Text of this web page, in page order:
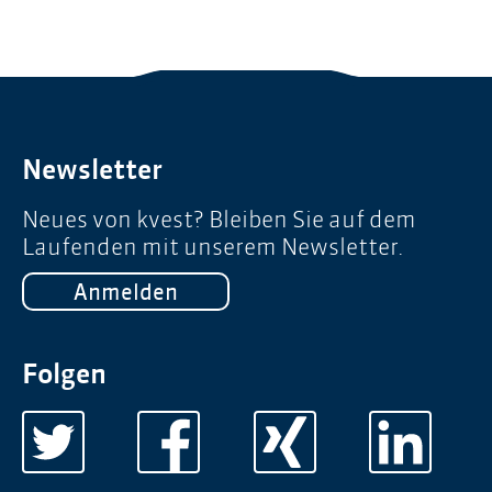
Newsletter
Neues von kvest? Bleiben Sie auf dem
Laufenden mit unserem Newsletter.
Anmelden
Folgen